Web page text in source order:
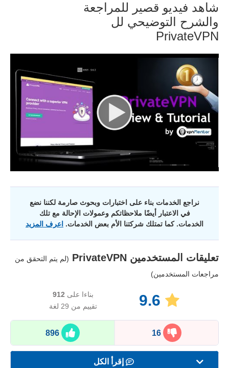
شاهد فيديو قصير للمراجعة
والشرح التوضيحي لل
PrivateVPN
نراجع الخدمات بناء على اختبارات وبحوث صارمة لكننا نضع
في الاعتبار أيضًا ملاحظاتكم وعمولات الإحالة مع تلك
الخدمات. كما تمتلك شركتنا الأم بعض الخدمات. اعرف المزيد
تعليقات المستخدمين PrivateVPN (لم يتم التحقق من
مراجعات المستخدمين)
9.6 بناءا على 912
تقييم من 29 لغة
896
إقرأ الكل